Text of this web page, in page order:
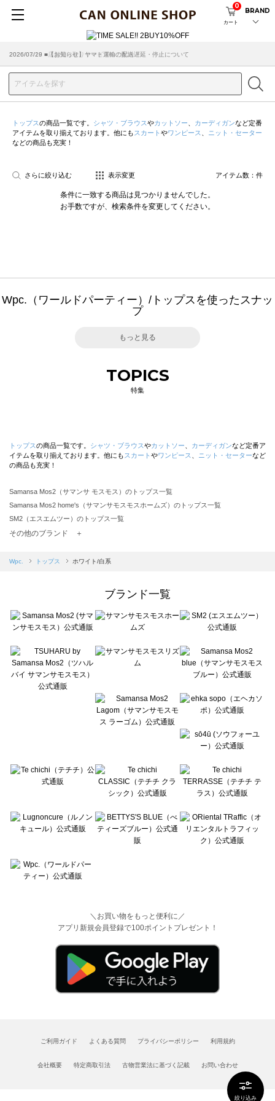
カート
0
BRAND
2026/07/29 ■【お知らせ】ヤマト運輸の配送遅延・停止について
2026/03/18 ■店舗受け取りサービスのご案内
絞り込み
トップスの商品一覧です。 シャツ・ブラウスやカットソー カーディガンなど定番
アイテムを取り揃えております。他にも スカート やワンピース
ニット・セーター
などの商品も充実！
さらに絞り込む 表示変更 アイテム数： 件
条件に一致する商品は見つかりませんでした。
お手数ですが、検索条件を変更してください。
Wpc.（ワールドパーティー）/トップスを使ったスナッ
プ
もっと見る
TOPICS
特集
トップスの商品一覧です。 シャツ・ブラウスやカットソー カーディガンなど定番ア
イテムを取り揃えております。他にも スカート やワンピース ニット・セーターなど
の商品も充実！
Samansa Mos2（サマンサ モスモス）のトップス一覧
Samansa Mos2 home's（サマンサモスモスホームズ）のトップス一覧
SM2（エスエムツー）のトップス一覧
TSUHARU by Samansa Mos2（ツハルバイサマンサモスモス）のトップス一覧
Samansa Mos2 blue（サマンサモスモス ブルー）のトップス一覧
sō4ū（ソウフォーユー）のトップス一覧
Te chichi（テチチ）のトップス一覧
Te chichi CLASSIC（テチチ クラシック）のトップス一覧
Lugnoncure（ルノンキュール）のトップス一覧
BETTY'S BLUE（べティーズブルー）のトップス一覧
Wpc.（ワールドパーティー）のトップス一覧
その他のブランド ＋
Wpc. トップス ホワイト/白系
ブランド一覧
＼お買い物をもっと便利に／
アプリ新規会員登録で100ポイントプレゼント！
ご利用ガイド よくある質問 プライバシーポリシー 利用規約
会社概要 特定商取引法 古物営業法に基づく記載 お問い合わせ